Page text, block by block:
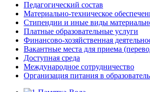
Педагогический состав
Материально-техническое
Стипендии и иные виды
Платные образовательные услуги
Финансово-хозяйственная
Вакантные места для приема
Доступная среда
Международное сотрудничество
Организация питания в